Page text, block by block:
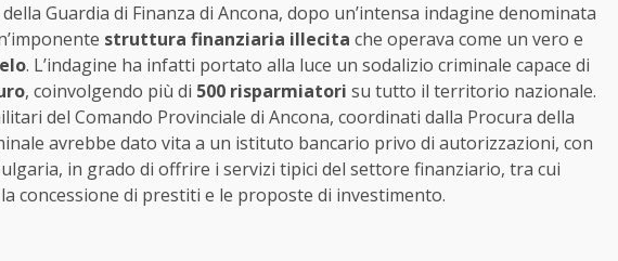
Guardia di Finanza di Ancona, dopo un’intensa indagine denominata
struttura finanziaria illecita che operava come un vero e
. L’indagine ha infatti portato alla luce un sodalizio criminale capace di
, coinvolgendo più di 500 risparmiatori su tutto il territorio nazionale.
del Comando Provinciale di Ancona, coordinati dalla Procura della
avrebbe dato vita a un istituto bancario privo di autorizzazioni, con
in grado di offrire i servizi tipici del settore finanziario, tra cui
concessione di prestiti e le proposte di investimento.